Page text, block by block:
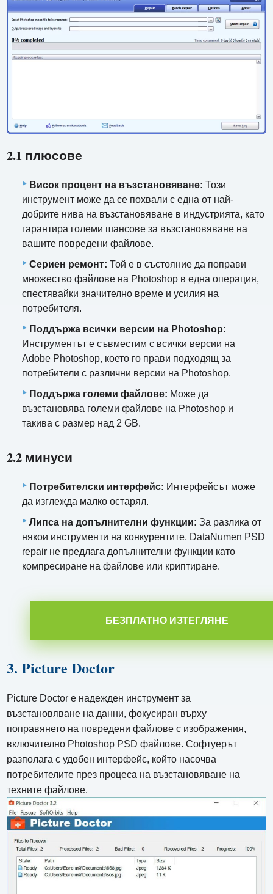
2.1 плюсове
Висок процент на възстановяване: Този
инструмент може да се похвали с една от най-
добрите нива на възстановяване в индустрията, като
гарантира големи шансове за възстановяване на
вашите повредени файлове.
Сериен ремонт: Той е в състояние да поправи
множество файлове на Photoshop в една операция,
спестявайки значително време и усилия на
потребителя.
Поддържа всички версии на Photoshop:
Инструментът е съвместим с всички версии на
Adobe Photoshop, което го прави подходящ за
потребители с различни версии на Photoshop.
Поддържа големи файлове: Може да
възстановява големи файлове на Photoshop и
такива с размер над 2 GB.
2.2 минуси
Потребителски интерфейс: Интерфейсът може
да изглежда малко остарял.
Липса на допълнителни функции: За разлика от
някои инструменти на конкурентите, DataNumen PSD
repair не предлага допълнителни функции като
компресиране на файлове или криптиране.
БЕЗПЛАТНО ИЗТЕГЛЯНЕ
3. Picture Doctor
Picture Doctor е надежден инструмент за
възстановяване на данни, фокусиран върху
поправянето на повредени файлове с изображения,
включително Photoshop PSD файлове. Софтуерът
разполага с удобен интерфейс, който насочва
потребителите през процеса на възстановяване на
техните файлове.